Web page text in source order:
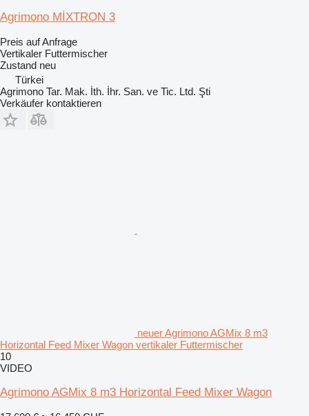
Agrimono MİXTRON 3
Preis auf Anfrage
Vertikaler Futtermischer
Zustand neu
Türkei
Agrimono Tar. Mak. İth. İhr. San. ve Tic. Ltd. Şti
Verkäufer kontaktieren
neuer Agrimono AGMix 8 m3
Horizontal Feed Mixer Wagon vertikaler Futtermischer
10
VIDEO
Agrimono AGMix 8 m3 Horizontal Feed Mixer Wagon